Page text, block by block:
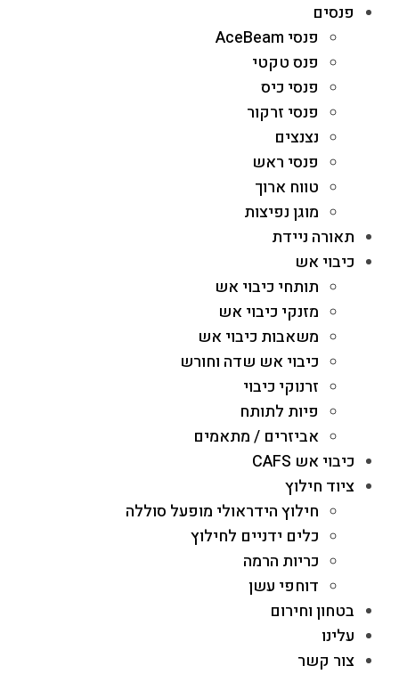
פנסים
פנסי AceBeam
פנס טקטי
פנסי כיס
פנסי זרקור
נצנצים
פנסי ראש
טווח ארוך
מוגן נפיצות
תאורה ניידת
כיבוי אש
תותחי כיבוי אש
מזנקי כיבוי אש
משאבות כיבוי אש
כיבוי אש שדה וחורש
זרנוקי כיבוי
פיות לתותח
אביזרים / מתאמים
כיבוי אש CAFS
ציוד חילוץ
חילוץ הידראולי מופעל סוללה
כלים ידניים לחילוץ
כריות הרמה
דוחפי עשן
בטחון וחירום
עלינו
צור קשר